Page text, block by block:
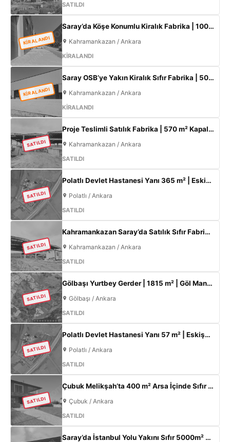
SATILDI
KİRALANDI
Saray’da Köşe Konumlu Kiralık Fabrika | 1000 m² Kapalı Alan | 3 Kat Ofis | 100 kW
Kahramankazan / Ankara
KİRALANDI
KİRALANDI
Saray OSB’ye Yakın Kiralık Sıfır Fabrika | 500 m² Kapalı Alan | 60 kW Elektrik | Müstakil
Kahramankazan / Ankara
KİRALANDI
SATILDI
Proje Teslimli Satılık Fabrika | 570 m² Kapalı Alan + 450 m² Açık Alan | 100 KW Enerji | Saray Kahramankazan
Kahramankazan / Ankara
SATILDI
SATILDI
Polatlı Devlet Hastanesi Yanı 365 m² | Eskişehir Yolu Cepheli | Ticari+Konut İmarlı Arsa
Polatlı / Ankara
SATILDI
SATILDI
Kahramankazan Saray’da Satılık Sıfır Fabrika | 11 m Tavan | 200 KW
Kahramankazan / Ankara
SATILDI
SATILDI
Gölbaşı Yurtbey Gerder | 1815 m² | Göl Manzaralı | TOKİ Yakını Yatırımlık Arazi
Gölbaşı / Ankara
SATILDI
SATILDI
Polatlı Devlet Hastanesi Yanı 57 m² | Eskişehir Yolu Cepheli | Ticari+Konut İmarlı Arsa
Polatlı / Ankara
SATILDI
SATILDI
Çubuk Melikşah’ta 400 m² Arsa İçinde Sıfır 3+1 Müstakil Ev – Kaçırılmayacak Fırsat!
Çubuk / Ankara
SATILDI
Saray’da İstanbul Yolu Yakını Sıfır 5000m² Fabrika | 300KW & 800m² Ofis